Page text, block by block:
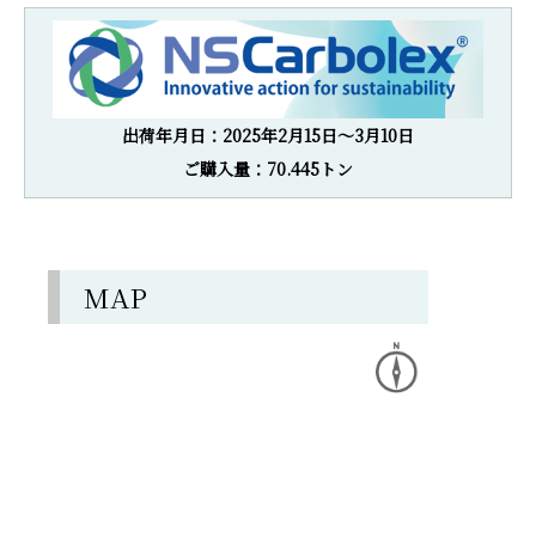
出荷年月日：2025年2月15日～3月10日
ご購入量：70.445トン
MAP